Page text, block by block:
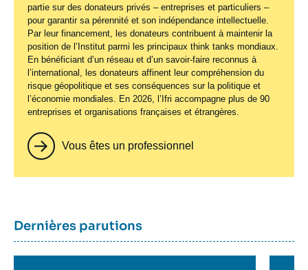
partie sur des donateurs privés – entreprises et particuliers –
pour garantir sa pérennité et son indépendance intellectuelle.
Par leur financement, les donateurs contribuent à maintenir la
position de l’Institut parmi les principaux think tanks mondiaux.
En bénéficiant d’un réseau et d’un savoir-faire reconnus à
l’international, les donateurs affinent leur compréhension du
risque géopolitique et ses conséquences sur la politique et
l’économie mondiales. En 2026, l’Ifri accompagne plus de 90
entreprises et organisations françaises et étrangères.
Vous êtes un professionnel
Titre
container
Dernières parutions